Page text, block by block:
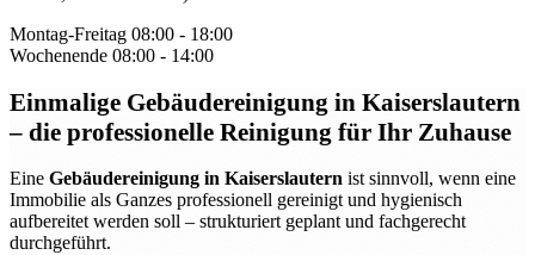
Montag-Freitag 08:00 - 18:00
Wochenende 08:00 - 14:00
Einmalige Gebäudereinigung in Kaiserslautern
– die professionelle Reinigung für Ihr Zuhause
Eine Gebäudereinigung in Kaiserslautern ist sinnvoll, wenn eine
Immobilie als Ganzes professionell gereinigt und hygienisch
aufbereitet werden soll – strukturiert geplant und fachgerecht
durchgeführt.